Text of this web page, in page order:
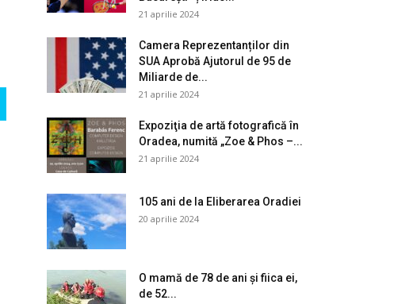
21 aprilie 2024
Camera Reprezentanților din
SUA Aprobă Ajutorul de 95 de
Miliarde de...
21 aprilie 2024
Expoziţia de artă fotografică în
Oradea, numită „Zoe & Phos –...
21 aprilie 2024
105 ani de la Eliberarea Oradiei
20 aprilie 2024
O mamă de 78 de ani și fiica ei,
de 52...